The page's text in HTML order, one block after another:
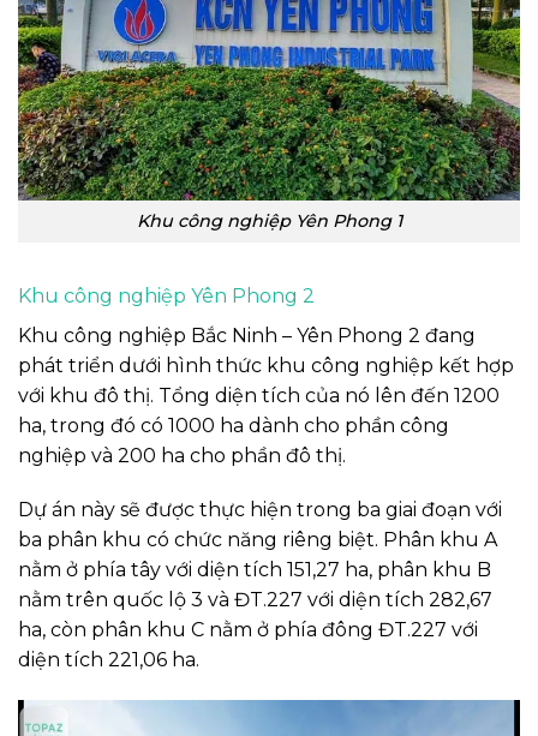
Khu công nghiệp Yên Phong 1
Khu công nghiệp Yên Phong 2
Khu công nghiệp Bắc Ninh – Yên Phong 2 đang
phát triển dưới hình thức khu công nghiệp kết hợp
với khu đô thị. Tổng diện tích của nó lên đến 1200
ha, trong đó có 1000 ha dành cho phần công
nghiệp và 200 ha cho phần đô thị.
Dự án này sẽ được thực hiện trong ba giai đoạn với
ba phân khu có chức năng riêng biệt. Phân khu A
nằm ở phía tây với diện tích 151,27 ha, phân khu B
nằm trên quốc lộ 3 và ĐT.227 với diện tích 282,67
ha, còn phân khu C nằm ở phía đông ĐT.227 với
diện tích 221,06 ha.